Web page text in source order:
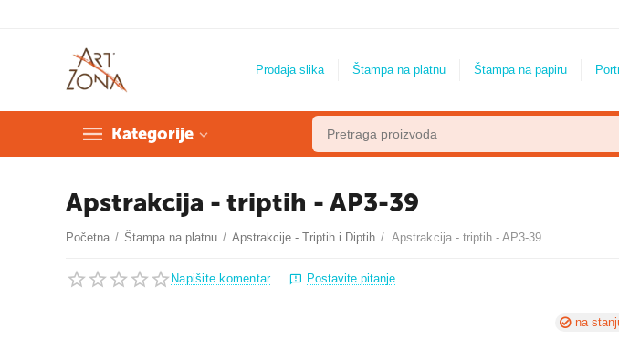
Prodaja slika Štampa na platnu Štampa na papiru
Kategorije
Apstrakcija - triptih - AP3-39
Početna / Štampa na platnu / Apstrakcije - Triptih i Diptih / Apstrakcija - triptih - AP3-39
Napišite komentar Postavite pitanje
na